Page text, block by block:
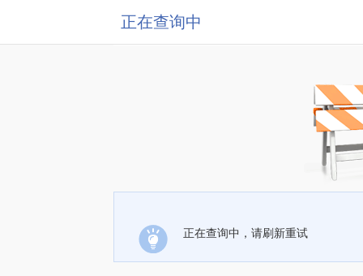
正在查询中
正在查询中，请刷新重试